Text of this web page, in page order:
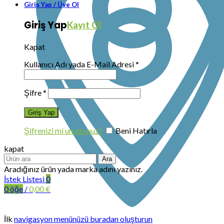
Giriş Yap / Üye Ol
Giriş YapKayıt Ol
Kapat
Kullanıcı Adı yada E-Mail Adresi*
Şifre*
Şifrenizi mi unuttunuz?
Beni Hatırla
kapat
Ara
Aradığınız ürün yada marka adını yazınız.
İstek Listesi0
0öğe /0,00€
İlk navigasyon menünüzü buradan oluşturun